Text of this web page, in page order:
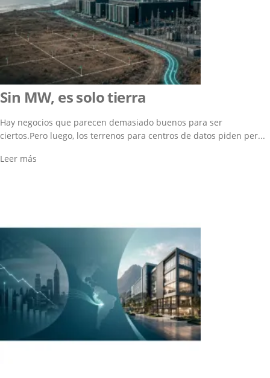
Sin MW, es solo tierra
Hay negocios que parecen demasiado buenos para ser
ciertos.Pero luego, los terrenos para centros de datos piden per...
Leer más